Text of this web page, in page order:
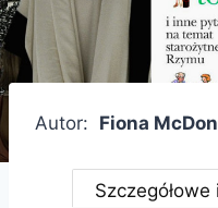
Autor: Fiona